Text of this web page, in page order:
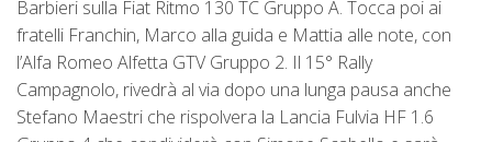
Barbieri sulla Fiat Ritmo 130 TC Gruppo A. Tocca poi ai
fratelli Franchin, Marco alla guida e Mattia alle note, con
l’Alfa Romeo Alfetta GTV Gruppo 2. Il 15° Rally
Campagnolo, rivedrà al via dopo una lunga pausa anche
Stefano Maestri che rispolvera la Lancia Fulvia HF 1.6